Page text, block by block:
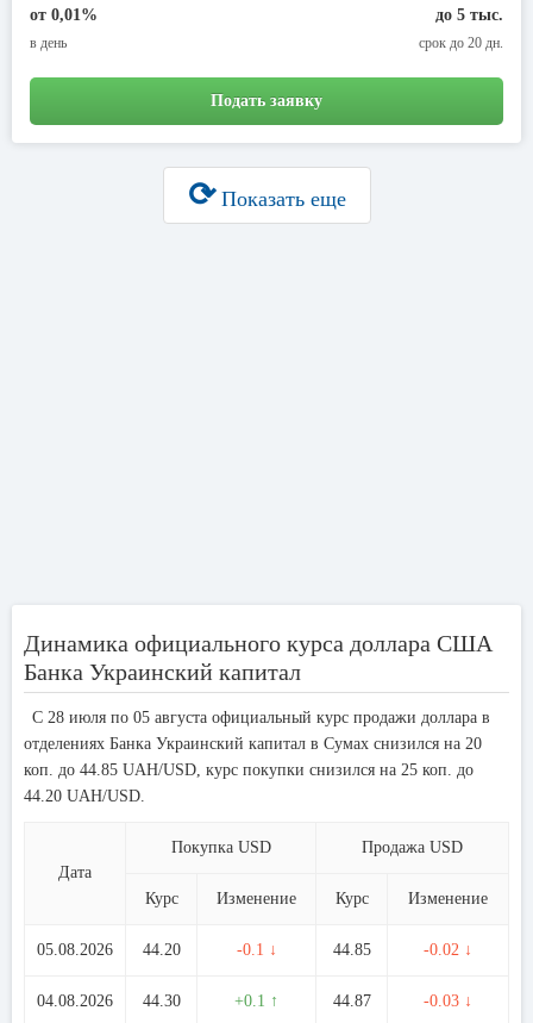
от 0,01%
в день
до 5 тыс.
срок до 20 дн.
Подать заявку
⟳Показать еще
Динамика официального курса доллара США
Банка Украинский капитал
С 28 июля по 05 августа официальный курс продажи доллара в
отделениях Банка Украинский капитал в Сумах снизился на 20
коп. до 44.85 UAH/USD, курс покупки снизился на 25 коп. до
44.20 UAH/USD.
Дата
Покупка USD Продажа USD
Курс Изменение Курс Изменение
05.08.2026 44.20 -0.1 ↓ 44.85 -0.02 ↓
04.08.2026 44.30 +0.1 ↑ 44.87 -0.03 ↓